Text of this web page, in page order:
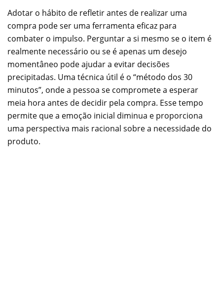
Adotar o hábito de refletir antes de realizar uma
compra pode ser uma ferramenta eficaz para
combater o impulso. Perguntar a si mesmo se o item é
realmente necessário ou se é apenas um desejo
momentâneo pode ajudar a evitar decisões
precipitadas. Uma técnica útil é o “método dos 30
minutos”, onde a pessoa se compromete a esperar
meia hora antes de decidir pela compra. Esse tempo
permite que a emoção inicial diminua e proporciona
uma perspectiva mais racional sobre a necessidade do
produto.